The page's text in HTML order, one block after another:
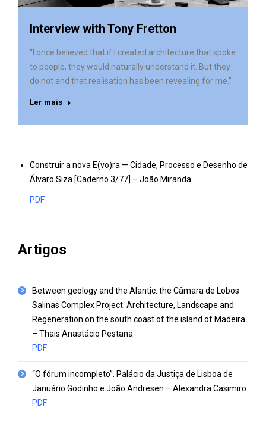
Interview with Tony Fretton
“I once believed that if I created architecture that spoke
to people, they would naturally understand it. But they
do not and that realisation has been revealing for me.”
Ler mais
Construir a nova E(vo)ra — Cidade, Processo e Desenho de
Álvaro Siza [Caderno 3/77] – João Miranda
PDF
Artigos
Between geology and the Alantic: the Câmara de Lobos
Salinas Complex Project. Architecture, Landscape and
Regeneration on the south coast of the island of Madeira
– Thais Anastácio Pestana
PDF
“O fórum incompleto”. Palácio da Justiça de Lisboa de
Januário Godinho e João Andresen – Alexandra Casimiro
PDF